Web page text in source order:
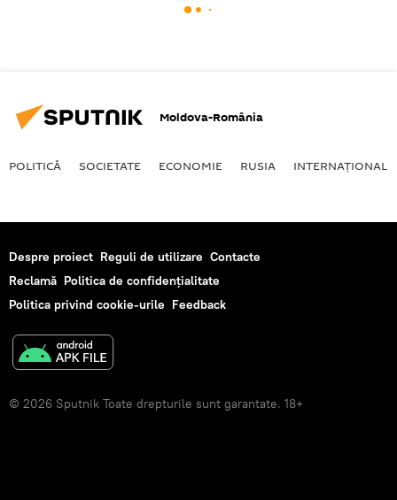
Moldova-România
POLITICĂ SOCIETATE ECONOMIE RUSIA INTERNAŢIONAL
Despre proiect Reguli de utilizare Contacte
Reclamă Politica de confidențialitate
Politica privind cookie-urile Feedback
© 2026 Sputnik Toate drepturile sunt garantate. 18+